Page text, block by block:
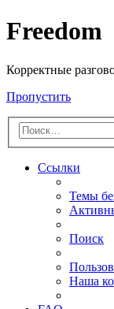
Freedom
Корректные
Пропустить
Ссылки
Темы
Поиск
Наша